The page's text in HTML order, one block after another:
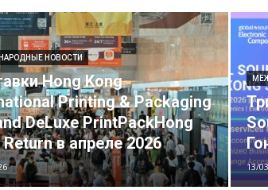
НОВОСТИ
Hong Kong
Printing & Packaging
DeLuxe PrintPackHong
в апреле 2026
13/